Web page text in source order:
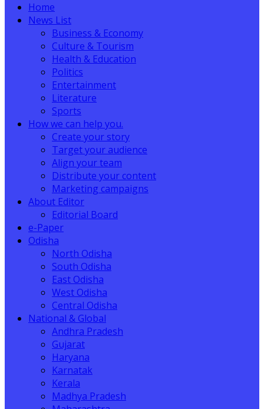
Home
News List
Business & Economy
Culture & Tourism
Health & Education
Politics
Entertainment
Literature
Sports
How we can help you.
Create your story
Target your audience
Align your team
Distribute your content
Marketing campaigns
About Editor
Editorial Board
e-Paper
Odisha
North Odisha
South Odisha
East Odisha
West Odisha
Central Odisha
National & Global
Andhra Pradesh
Gujarat
Haryana
Karnatak
Kerala
Madhya Pradesh